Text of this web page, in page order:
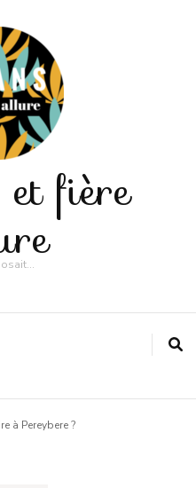
fière
osait…
à Pereybere ?